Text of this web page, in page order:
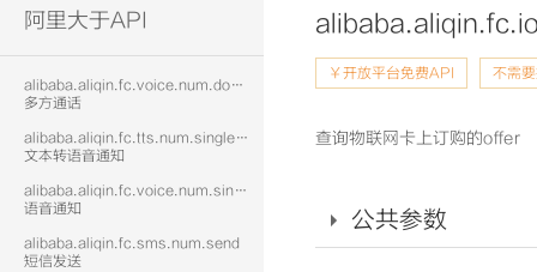
流量充值档位查询
流量充值结果查询
阿里大于API
alibaba.aliqin.fc.voice.num.doublecall
多方通话
alibaba.aliqin.fc.tts.num.singlecall
文本转语音通知
alibaba.aliqin.fc.voice.num.singlecall
语音通知
alibaba.aliqin.fc.sms.num.send
短信发送
￥开放平台免费API 不需
查询物联网卡上订购的offer
公共参数